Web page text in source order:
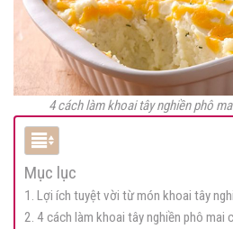
4 cách làm khoai tây nghiền phô
Mục lục
1. Lợi ích tuyệt vời từ món khoai tây
2. 4 cách làm khoai tây nghiền phô mai